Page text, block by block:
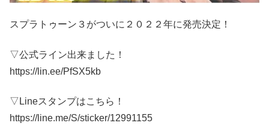
スプラトゥーン３がついに２０２２年に発売決定！
▽公式ライン出来ました！
https://lin.ee/PfSX5kb
▽Lineスタンプはこちら！
https://line.me/S/sticker/12991155